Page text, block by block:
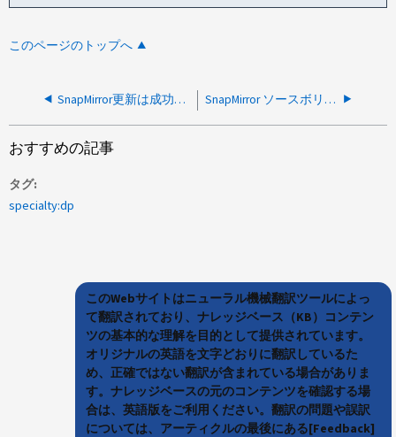
このページのトップへ
SnapMirror更新は成功したと表示されるが、転送されたバイト数は0 SnapMirror ソースボリュームを別のアグリゲートに移動した後、更新が失敗する
おすすめの記事
タグ
specialty:dp
このWebサイトはニューラル機械翻訳ツールによっ
て翻訳されており、ナレッジベース（KB）コンテン
ツの基本的な理解を目的として提供されています。
オリジナルの英語を文字どおりに翻訳しているた
め、正確ではない翻訳が含まれている場合がありま
す。ナレッジベースの元のコンテンツを確認する場
合は、英語版をご利用ください。翻訳の問題や誤訳
については、アーティクルの最後にある[Feedback]